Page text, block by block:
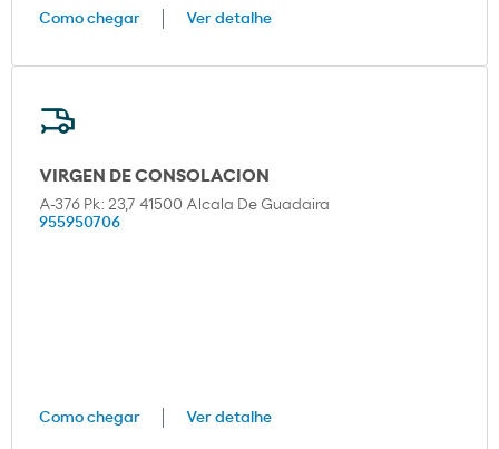
Como chegar Ver detalhe
VIRGEN DE CONSOLACION
A-376 Pk: 23,7 41500 Alcala De Guadaira
955950706
Como chegar Ver detalhe